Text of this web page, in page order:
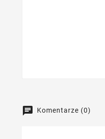
Komentarze (0)